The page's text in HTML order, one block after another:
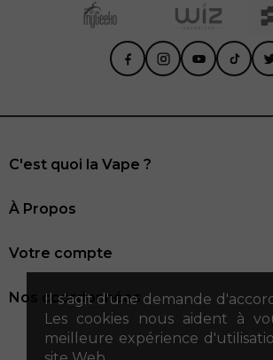
Il s'agit d'une demande
Les cookies nous aident à
meilleure expérience
C'est quoi la Vape ?
À Propos
Votre compte
Nos coordonnées